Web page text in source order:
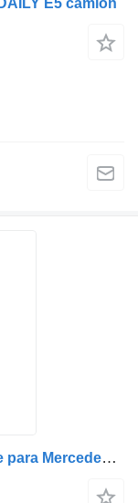
Mercedes-Benz 158690 filtro de aceite para Mercedes-Benz Actros IV E 6 camión